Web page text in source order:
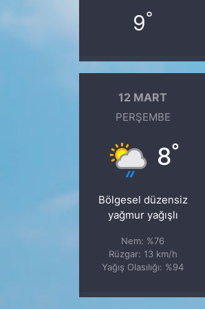
9°
12 MART
PERŞEMBE
8°
Bölgesel düzensiz
yağmur yağışlı
Nem: %76
Rüzgar: 13 km/h
Yağış Olasılığı: %94